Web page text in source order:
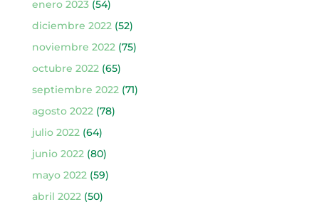
enero 2023(54)
diciembre 2022 (52)
noviembre 2022 (75)
octubre 2022 (65)
septiembre 2022 (71)
agosto 2022 (78)
julio 2022 (64)
junio 2022 (80)
mayo 2022 (59)
abril 2022 (50)